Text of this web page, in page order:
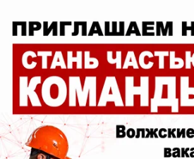
бездействует
Потоп 4-ый месяц